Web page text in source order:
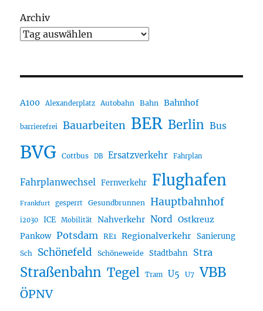
Archiv
A100 Alexanderplatz Autobahn Bahn Bahnhof
barrierefrei Bauarbeiten BER Berlin Bus
BVG Cottbus DB Ersatzverkehr Fahrplan
Fahrplanwechsel Fernverkehr Flughafen
Frankfurt gesperrt Gesundbrunnen Hauptbahnhof
i2030 ICE Mobilität Nahverkehr Nord Ostkreuz
Pankow Potsdam RE1 Regionalverkehr Sanierung
Sch Schönefeld Schöneweide Stadtbahn Stra
Straßenbahn Tegel Tram U5 U7 VBB
ÖPNV